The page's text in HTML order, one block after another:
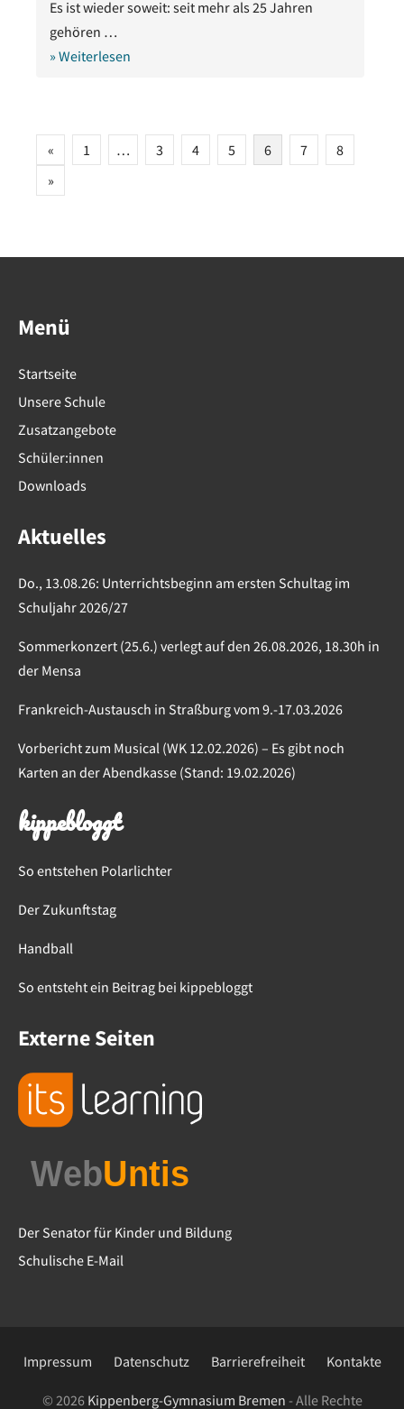
2022
Es ist wieder soweit: seit mehr als 25 Jahren
gehören …
» Weiterlesen
Seitennummerierung
der
Beiträge
« 1 … 3 4 5 6 7
8
»
Menü
Startseite
Unsere Schule
Zusatzangebote
Schüler:innen
Downloads
Aktuelles
Do., 13.08.26: Unterrichtsbeginn am ersten Schultag im
Schuljahr 2026/27
Sommerkonzert (25.6.) verlegt auf den 26.08.2026, 18.30h in
der Mensa
Frankreich-Austausch in Straßburg vom 9.-17.03.2026
Vorbericht zum Musical (WK 12.02.2026) – Es gibt noch
Karten an der Abendkasse (Stand: 19.02.2026)
kippebloggt
So entstehen Polarlichter
Der Zukunftstag
Handball
So entsteht ein Beitrag bei kippebloggt
Externe Seiten
Der Senator für Kinder und Bildung
Schulische E-Mail
Impressum Datenschutz Barrierefreiheit Kontakte
© 2026 Kippenberg-Gymnasium Bremen - Alle Rechte